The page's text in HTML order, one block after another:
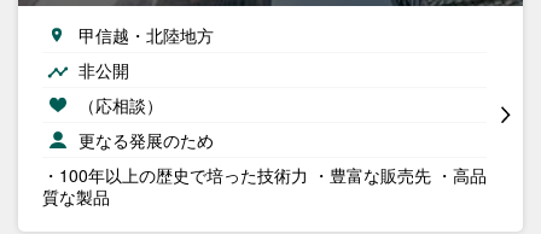
甲信越・北陸地方
非公開
（応相談）
更なる発展のため
・100年以上の歴史で培った技術力 ・豊富な販売先 ・高品
質な製品